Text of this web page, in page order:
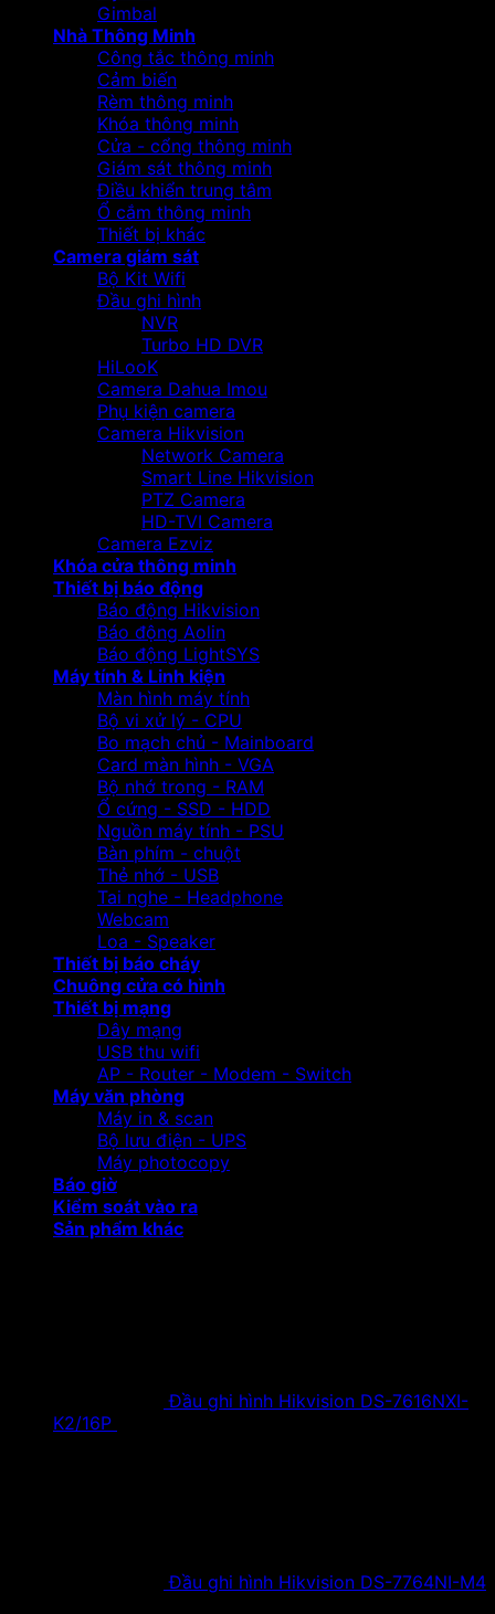
Gimbal
Nhà Thông Minh
Công tắc thông minh
Cảm biến
Rèm thông minh
Khóa thông minh
Cửa - cổng thông minh
Giám sát thông minh
Điều khiển trung tâm
Ổ cắm thông minh
Thiết bị khác
Camera giám sát
Bộ Kit Wifi
Đầu ghi hình
NVR
Turbo HD DVR
HiLooK
Camera Dahua Imou
Phụ kiện camera
Camera Hikvision
Network Camera
Smart Line Hikvision
PTZ Camera
HD-TVI Camera
Camera Ezviz
Khóa cửa thông minh
Thiết bị báo động
Báo động Hikvision
Báo động Aolin
Báo động LightSYS
Máy tính & Linh kiện
Màn hình máy tính
Bộ vi xử lý - CPU
Bo mạch chủ - Mainboard
Card màn hình - VGA
Bộ nhớ trong - RAM
Ổ cứng - SSD - HDD
Nguồn máy tính - PSU
Bàn phím - chuột
Thẻ nhớ - USB
Tai nghe - Headphone
Webcam
Loa - Speaker
Thiết bị báo cháy
Chuông cửa có hình
Thiết bị mạng
Dây mạng
USB thu wifi
AP - Router - Modem - Switch
Máy văn phòng
Máy in & scan
Bộ lưu điện - UPS
Máy photocopy
Báo giờ
Kiểm soát vào ra
Sản phẩm khác
Đầu ghi hình Hikvision DS-7616NXI-
K2/16P
Đầu ghi hình Hikvision DS-7764NI-M4